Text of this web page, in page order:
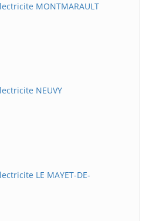
MONTMARAULT
NEUVY
LE MAYET-DE-